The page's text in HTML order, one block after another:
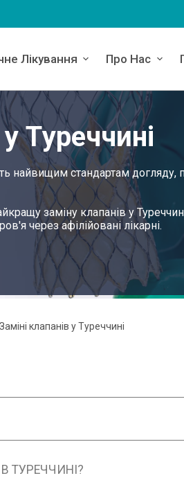
Лікування Про Нас
Туреччині
найвищим стандартам
заміну клапанів у
через афілійовані лікарні.
Заміні клапанів у Туреччині
ТУРЕЧЧИНІ?